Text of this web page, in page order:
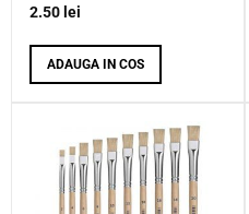
2.50 lei
ADAUGA IN COS